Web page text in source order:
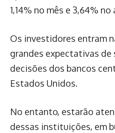
1,14% no mês e 3,64% no
Os investidores entram
grandes expectativas de
decisões dos bancos
Estados Unidos.
No entanto, estarão
dessas instituições, em